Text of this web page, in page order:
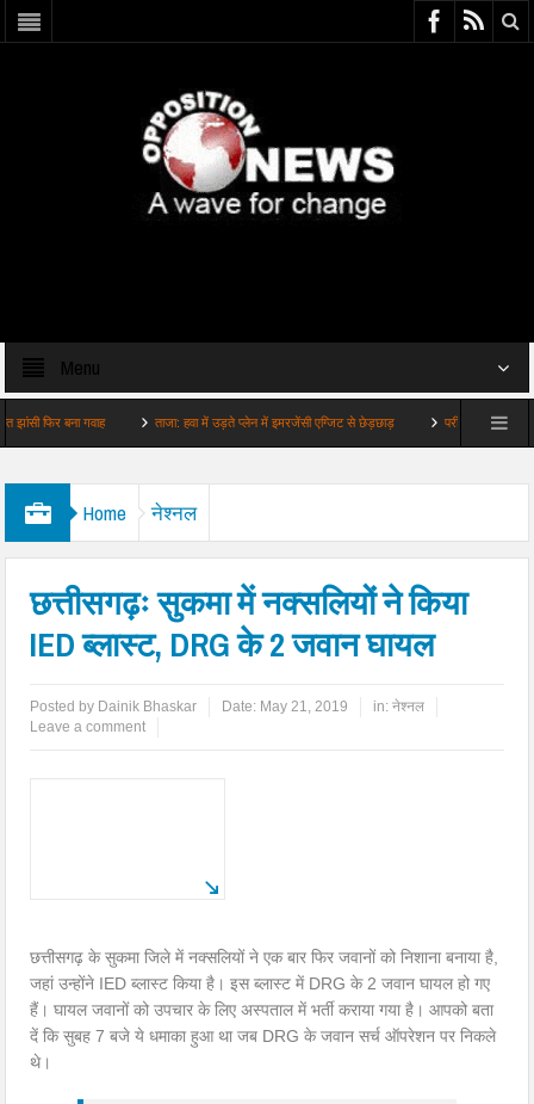
Menu
बना गवाह ताजा: हवा में उड़ते प्लेन में इमरजेंसी एग्जिट से छेड़छाड़ परीक्षा: बारिश भूख और
Home नेश्नल
छत्तीसगढ़ः सुकमा में नक्सलियों ने किया
IED ब्लास्ट, DRG के 2 जवान घायल
Posted by Dainik Bhaskar Date: May 21, 2019 in:नेश्नल
Leave a comment
छत्तीसगढ़ के सुकमा जिले में नक्सलियों ने एक बार फिर जवानों को निशाना बनाया है,
जहां उन्होंने IED ब्लास्ट किया है। इस ब्लास्ट में DRG के 2 जवान घायल हो गए
हैं। घायल जवानों को उपचार के लिए अस्पताल में भर्ती कराया गया है। आपको बता
दें कि सुबह 7 बजे ये धमाका हुआ था जब DRG के जवान सर्च ऑपरेशन पर निकले
थे।